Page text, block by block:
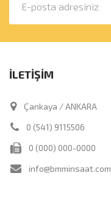
İLETİŞİM
Çankaya / ANKARA
0 (541) 9115506
0 (000) 000-0000
info@bmminsaat.com